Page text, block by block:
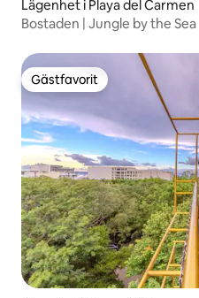
Lägenhet i Playa del Carmen
Bostaden | Jungle by the Sea
Gästfavorit
Gästfavorit